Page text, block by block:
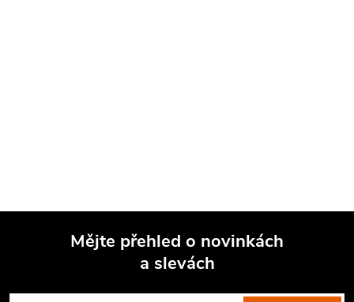
Mějte přehled o novinkách
a slevách